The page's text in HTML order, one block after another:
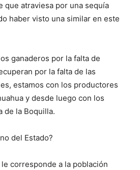
que atraviesa por una sequía
haber visto una similar en este
ganaderos por la falta de
por la falta de las
estamos con los productores
y desde luego con los
de la Boquilla.
del Estado?
corresponde a la población